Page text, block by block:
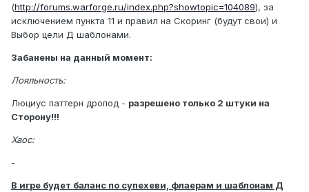
(http://forums.warforge.ru/index.php?showtopic=104089), за
исключением пункта 11 и правил на Скоринг (будут свои) и
Выбор цели Д шаблонами.
Забанены на данный момент:
Лояльность:
Люциус паттерн дропод - разрешено только 2 штуки на
Сторону!!!
Хаос:
-
В игре будет баланс по супехеви, флаерам и шаблонам Д